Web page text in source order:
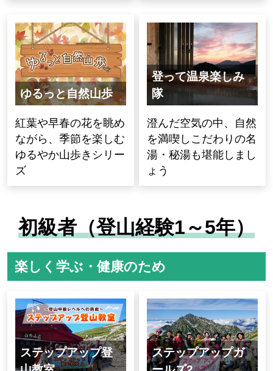
ゆるっと自然山歩
紅葉や早春の花を眺め
ながら、季節を楽しむ
ゆるやか山歩きシリー
ズ
登って温泉楽しみ
隊
澄んだ空気の中、自然
を満喫しこだわりの名
湯・秘湯も堪能しまし
ょう
初級者（登山経験1～5年）
楽しく学ぶ・健康のため
ステップアップ登
ステップアップガ